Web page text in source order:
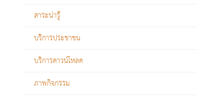
สาระน่ารู้
บริการประชาชน
บริการดาวน์โหลด
ภาพกิจกรรม